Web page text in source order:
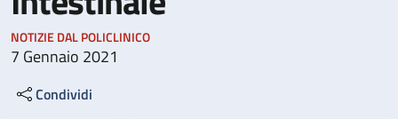
NOTIZIE DAL POLICLINICO
7 Gennaio 2021
Condividi